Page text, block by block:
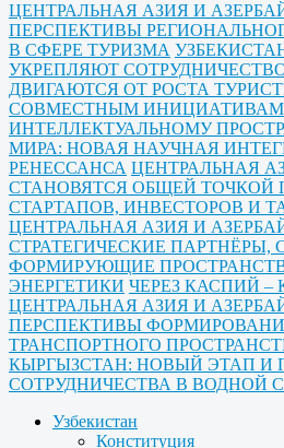
ЦЕНТРАЛЬНАЯ АЗИЯ И
ПЕРСПЕКТИВЫ
В СФЕРЕ ТУРИЗМА
УКРЕПЛЯЮТ
ДВИГАЮТСЯ ОТ РОСТА
СОВМЕСТНЫМ ИНИЦИАТИВАМ
ИНТЕЛЛЕКТУАЛЬНОМУ
МИРА: НОВАЯ НАУЧНАЯ
РЕНЕССАНСА ЦЕНТРАЛЬНАЯ
СТАНОВЯТСЯ ОБЩЕЙ ТОЧКОЙ
СТАРТАПОВ, ИНВЕСТОРОВ И
ЦЕНТРАЛЬНАЯ АЗИЯ И
СТРАТЕГИЧЕСКИЕ ПАРТНЁРЫ,
ФОРМИРУЮЩИЕ
ЭНЕРГЕТИКИ ЧЕРЕЗ КАСПИЙ
ЦЕНТРАЛЬНАЯ АЗИЯ И
ПЕРСПЕКТИВЫ
ТРАНСПОРТНОГО
КЫРГЫЗСТАН: НОВЫЙ ЭТАП И
СОТРУДНИЧЕСТВА В ВОДНОЙ
Узбекистан
Конституция